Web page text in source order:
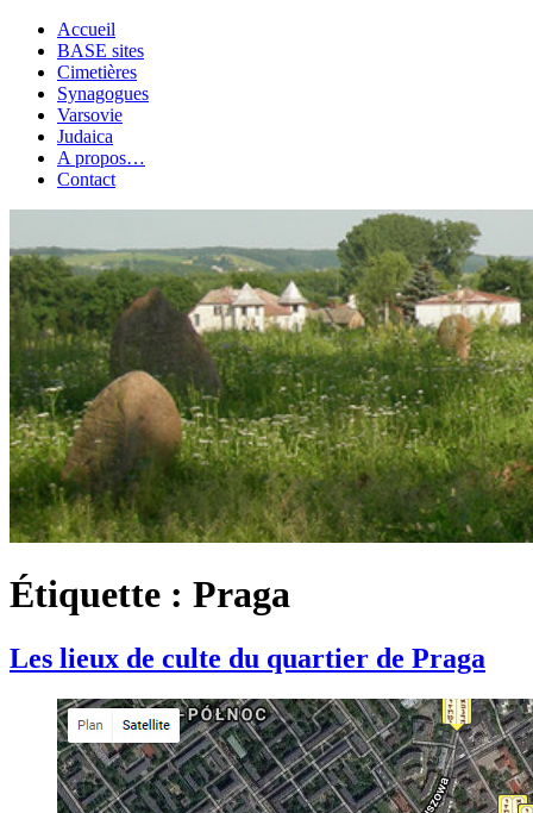
Accueil
BASE sites
Cimetières
Synagogues
Varsovie
Judaica
A propos…
Contact
Étiquette : Praga
Les lieux de culte du quartier de Praga